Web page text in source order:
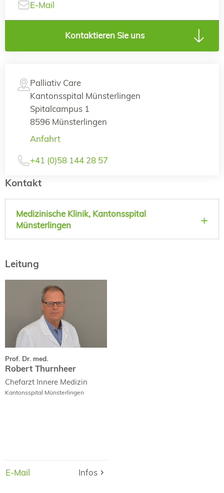
E-Mail
Kontaktieren Sie uns
Palliativ Care
Kantonsspital Münsterlingen
Spitalcampus 1
8596 Münsterlingen
Anfahrt
+41 (0)58 144 28 57
Kontakt
Medizinische Klinik, Kantonsspital
Münsterlingen
Leitung
Prof. Dr. med.
Robert Thurnheer
Chefarzt Innere Medizin
Kantonsspital Münsterlingen
E-Mail Infos
Prof. Dr. med.
Robert Thurnheer
Curriculum Vitae
E-Mail Infos